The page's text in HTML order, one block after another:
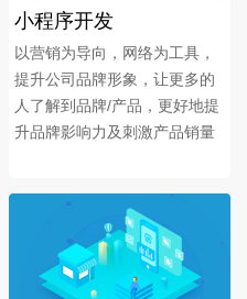
小程序开发
以营销为导向，网络为工具，
提升公司品牌形象，让更多的
人了解到品牌/产品，更好地提
升品牌影响力及刺激产品销量